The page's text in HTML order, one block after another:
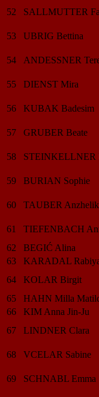
52 SALLMUTTER
53 UBRIG Bettina
54 ANDESSNER
55 DIENST Mira
56 KUBAK Badesim
57 GRUBER Beate
58 STEINKELLNER
59 BURIAN Sophie
60 TAUBER
61 TIEFENBACH
62
BEGIĆ Alina
63
KARADAL
64
KOLAR Birgit
65
HAHN Milla
66
KIM Anna Jin-Ju
67
LINDNER Clara
68 VCELAR Sabine
69 SCHNABL Emma